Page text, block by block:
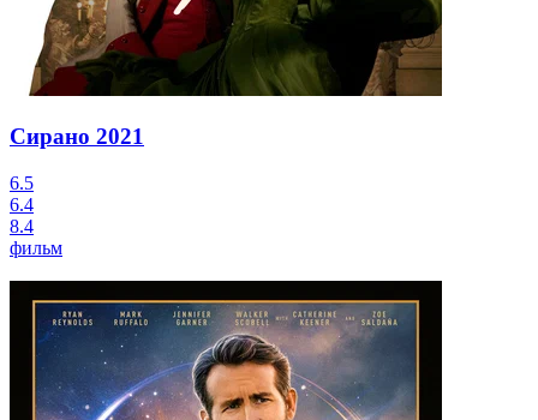
Сирано 2021
6.5
6.4
8.4
фильм